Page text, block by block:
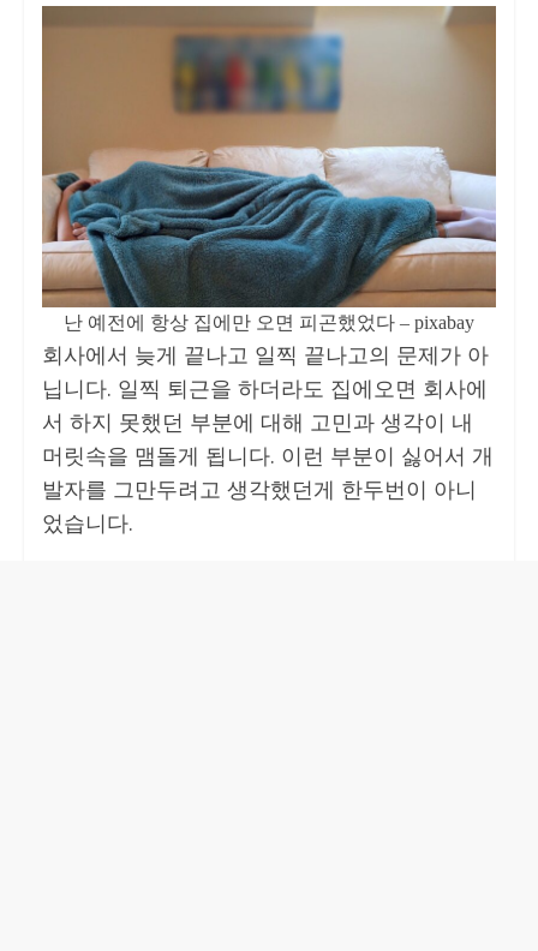
난 예전에 항상 집에만 오면 피곤했었다 – pixabay
회사에서 늦게 끝나고 일찍 끝나고의 문제가 아
닙니다. 일찍 퇴근을 하더라도 집에오면 회사에
서 하지 못했던 부분에 대해 고민과 생각이 내
머릿속을 맴돌게 됩니다. 이런 부분이 싫어서 개
발자를 그만두려고 생각했던게 한두번이 아니
었습니다.